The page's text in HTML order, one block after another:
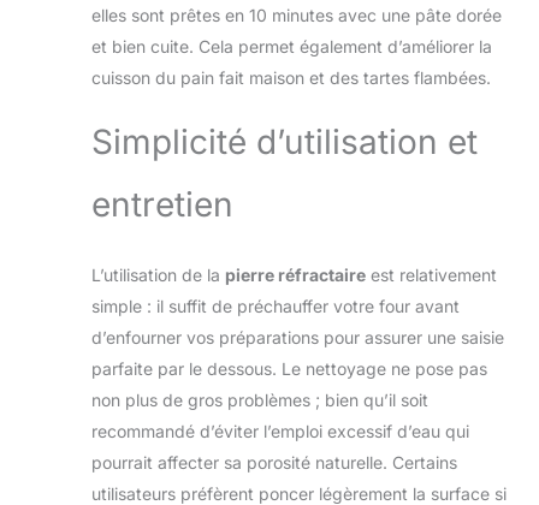
largeur x hauteur) -
surface 1.260 cm² -
en cordiérite lisse
blanche
elles sont prêtes en 10 minutes avec une pâte dorée
et bien cuite. Cela permet également d’améliorer la
cuisson du pain fait maison et des tartes flambées.
Simplicité d’utilisation et
entretien
L’utilisation de la pierre réfractaire est relativement
simple : il suffit de préchauffer votre four avant
d’enfourner vos préparations pour assurer une saisie
parfaite par le dessous. Le nettoyage ne pose pas
non plus de gros problèmes ; bien qu’il soit
recommandé d’éviter l’emploi excessif d’eau qui
pourrait affecter sa porosité naturelle. Certains
utilisateurs préfèrent poncer légèrement la surface si